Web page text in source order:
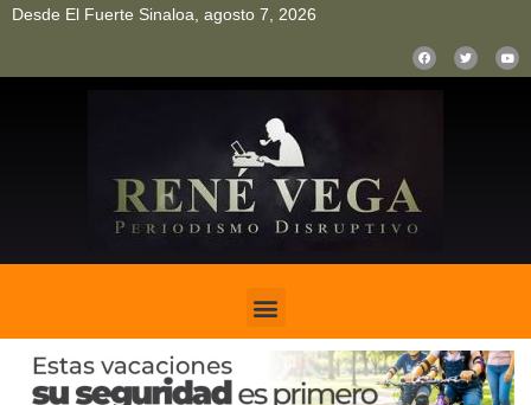
Desde El Fuerte Sinaloa, agosto 7, 2026